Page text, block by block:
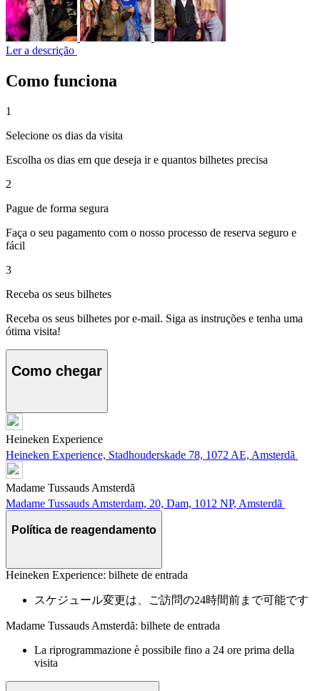
Ler a descrição
Como funciona
1
Selecione os dias da visita
Escolha os dias em que deseja ir e quantos bilhetes precisa
2
Pague de forma segura
Faça o seu pagamento com o nosso processo de reserva seguro e
fácil
3
Receba os seus bilhetes
Receba os seus bilhetes por e-mail. Siga as instruções e tenha uma
ótima visita!
Como chegar
Heineken Experience
Heineken Experience, Stadhouderskade 78, 1072 AE, Amsterdã
Madame Tussauds Amsterdã
Madame Tussauds Amsterdam, 20, Dam, 1012 NP, Amsterdã
Política de reagendamento
Heineken Experience: bilhete de entrada
スケジュール変更は、ご訪問の24時間前まで可能です
Madame Tussauds Amsterdã: bilhete de entrada
La riprogrammazione è possibile fino a 24 ore prima della
visita